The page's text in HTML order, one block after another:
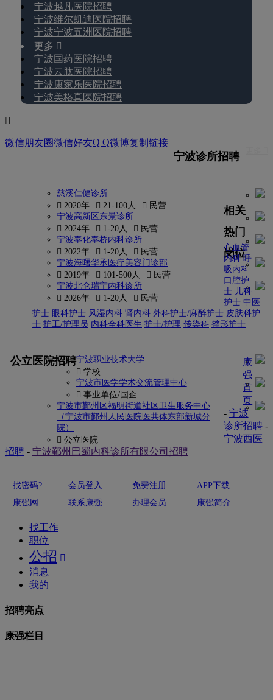
宁波越凡医院招聘
宁波维尔凯迪医院招聘
宁波宁波五洲医院招聘
更多 
宁波国药医院招聘
宁波云肽医院招聘
宁波康家乐医院招聘
宁波美格真医院招聘

微信朋友圈微信好友Q Q微博复制链接
宁波诊所招聘
慈溪仁健诊所
 2020年
 21-100人
 民营
宁波高新区东景诊所
 2024年
 1-20人
 民营
宁波奉化奉桥内科诊所
 2022年
 1-20人
 民营
宁波海曙华承医疗美容门诊部
 2019年
 101-500人
 民营
宁波北仑瑞宁内科诊所
 2026年
 1-20人  民营
相关
热门
岗位
心血管
内科 呼
吸内科
口腔护
士 儿科
护士 中医
护士 眼科护士 风湿内科 肾内科 外科护士/麻醉护士 皮肤科护
士 护工/护理员 内科全科医生 护士/护理 传染科 整形护士
公立医院招聘宁波职业技术大学
 学校
宁波市医学学术交流管理中心
 事业单位/国企
宁波市鄞州区福明街道社区卫生服务中心
（宁波市鄞州人民医院医共体东部新城分
院）
 公立医院
康
强
首
页
- 宁波
诊所招聘-
宁波西医
招聘 - 宁波鄞州巴蜀内科诊所有限公司招聘
找密码? 会员登入 免费注册
APP下载
康强网
联系康强 办理会员 康强简介
找工作
职位
公招 
消息
我的
招聘亮点
康强栏目